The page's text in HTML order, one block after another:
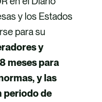
y los Estados
para su
y
meses para
y las
periodo de